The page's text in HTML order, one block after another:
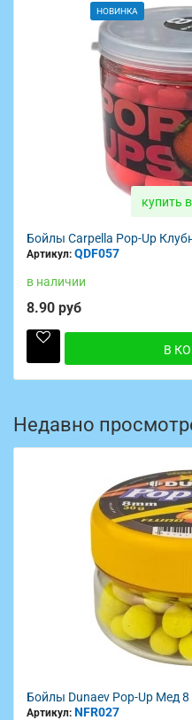
Бойлы
Недавно
Бойлы Dunaev Pop-Up Мед 8
Артикул: NFR027